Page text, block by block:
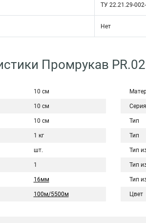
ТУ 22.21.29-
Нет
Промрукав
10 см
10 см
10 см
1 кг
шт.
1
16мм
100м/5500м
Серия
Тип
Тип
Тип
Тип
Тип
Цвет